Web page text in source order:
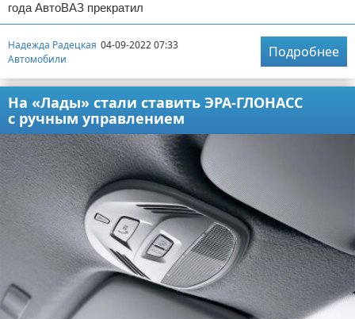
года АвтоВАЗ прекратил
Надежда Радецкая 04-09-2022 07:33
Автомобили
Подробнее
На «Лады» стали ставить ЭРА-ГЛОНАСС
с ручным управлением